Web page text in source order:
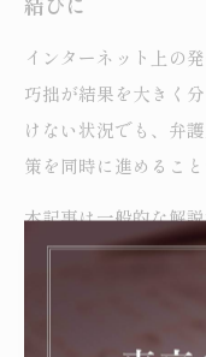
インターネット上の
巧拙が結果を大きく
けない状況でも、弁
策を同時に進めること
本記事は一般的な解
直接ご相談ください。
過去の解決事例は個